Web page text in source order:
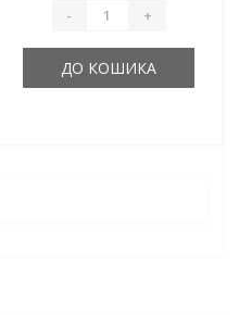
- +
ДО КОШИКА